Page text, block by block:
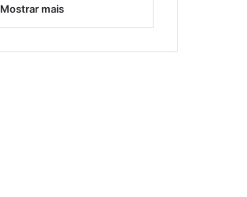
Mostrar mais